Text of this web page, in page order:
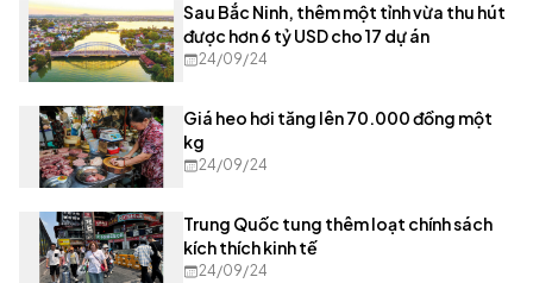
Sau Bắc Ninh, thêm một tỉnh vừa thu hút
được hơn 6 tỷ USD cho 17 dự án
24/09/24
Giá heo hơi tăng lên 70.000 đồng một
kg
24/09/24
Trung Quốc tung thêm loạt chính sách
kích thích kinh tế
24/09/24